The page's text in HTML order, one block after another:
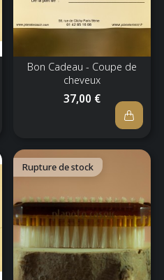
Bon Cadeau - Coupe de
cheveux
37,00 €
Rupture de stock